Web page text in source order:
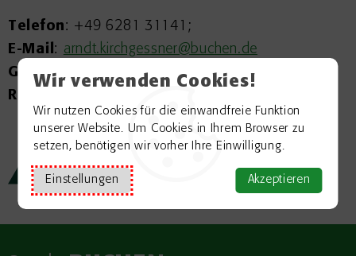
Wir verwenden Cookies!
Wir nutzen Cookies für die einwandfreie Funktion
unserer Website. Um Cookies in Ihrem Browser zu
setzen, benötigen wir vorher Ihre Einwilligung.
Einstellungen Akzeptieren
Telefon: +49 6281 31141;
E-Mail : arndt.kirchgessner@buchen.de
Gebäude:
Hauptgebäude
Raum:
← zurück zur Übersicht